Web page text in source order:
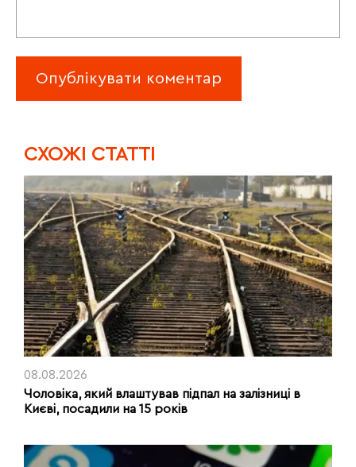
CХОЖІ СТАТТІ
08.08.2026
Чоловіка, який влаштував підпал на залізниці в
Києві, посадили на 15 років